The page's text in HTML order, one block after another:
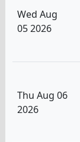
Wed Aug
05 2026
Thu Aug 06
2026